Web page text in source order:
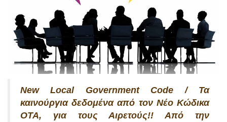
New Local Government Code / Τα
καινούργια δεδομένα από τον Νέο Κώδικα
ΟΤΑ, για τους Αιρετούς!! Από την